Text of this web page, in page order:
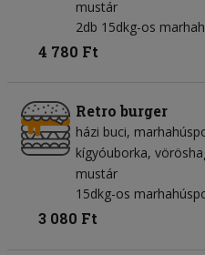
mustár
2db 15dkg-os
4 780 Ft
Retro burger
házi buci
kígyóuborka
mustár
15dkg-os
3 080 Ft